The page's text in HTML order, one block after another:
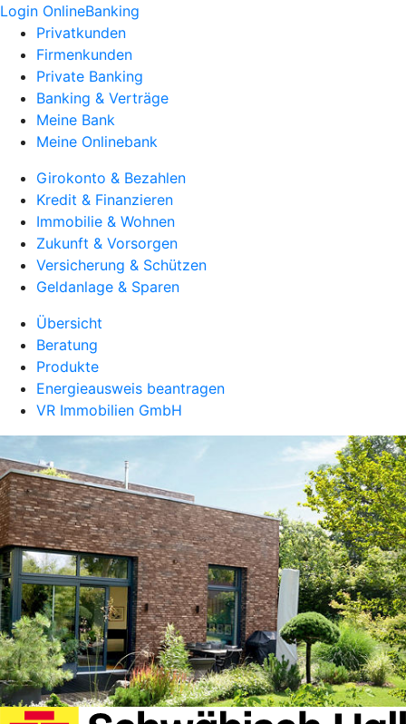
Login OnlineBanking
Privatkunden
Firmenkunden
Private Banking
Banking & Verträge
Meine Bank
Meine Onlinebank
Girokonto & Bezahlen
Kredit & Finanzieren
Immobilie & Wohnen
Zukunft & Vorsorgen
Versicherung & Schützen
Geldanlage & Sparen
Übersicht
Beratung
Produkte
Energieausweis beantragen
VR Immobilien GmbH